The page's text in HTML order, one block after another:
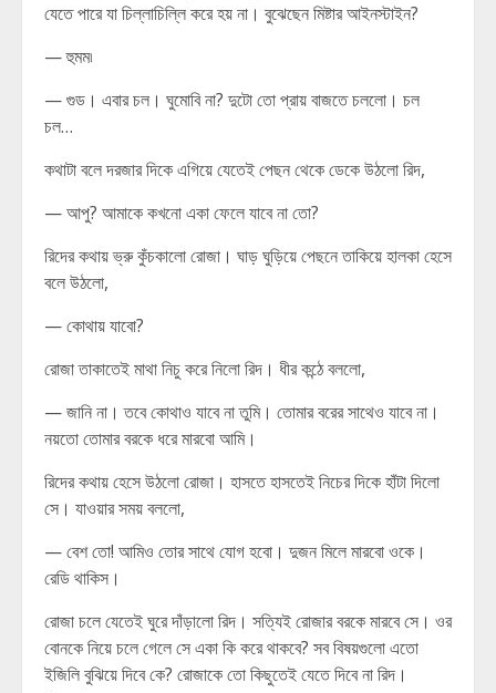
যেতে পারে যা চিল্লাচিল্লি করে হয় না। বুঝেছেন মিষ্টার আইনস্টাইন?
— হুমম৷
— গুড। এবার চল। ঘুমোবি না? দুটো তো প্রায় বাজতে চললো। চল
চল…
কথাটা বলে দরজার দিকে এগিয়ে যেতেই পেছন থেকে ডেকে উঠলো রিদ,
— আপু? আমাকে কখনো একা ফেলে যাবে না তো?
রিদের কথায় ভ্রু কুঁচকালো রোজা। ঘাড় ঘুড়িয়ে পেছনে তাকিয়ে হালকা হেসে
বলে উঠলো,
— কোথায় যাবো?
রোজা তাকাতেই মাথা নিচু করে নিলো রিদ। ধীর কন্ঠে বললো,
— জানি না। তবে কোথাও যাবে না তুমি। তোমার বরের সাথেও যাবে না।
নয়তো তোমার বরকে ধরে মারবো আমি।
রিদের কথায় হেসে উঠলো রোজা। হাসতে হাসতেই নিচের দিকে হাঁটা দিলো
সে। যাওয়ার সময় বললো,
— বেশ তো! আমিও তোর সাথে যোগ হবো। দুজন মিলে মারবো ওকে।
রেডি থাকিস।
রোজা চলে যেতেই ঘুরে দাঁড়ালো রিদ। সত্যিই রোজার বরকে মারবে সে। ওর
বোনকে নিয়ে চলে গেলে সে একা কি করে থাকবে? সব বিষয়গুলো এতো
ইজিলি বুঝিয়ে দিবে কে? রোজাকে তো কিছুতেই যেতে দিবে না রিদ।